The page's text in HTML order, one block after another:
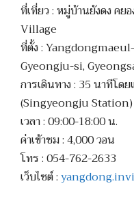
ที่เที่ยว : หมู่บ้านยังดง คย
Village
ที่ตั้ง :
Gyeongju-si,
การเดินทาง : 35 นาทีโด
(Singyeongju Station)
เวลา : 09:00-18:00 น.
ค่าเข้าชม : 4,000 วอน
โทร : 054-762-2633
เว็บไซต์ :